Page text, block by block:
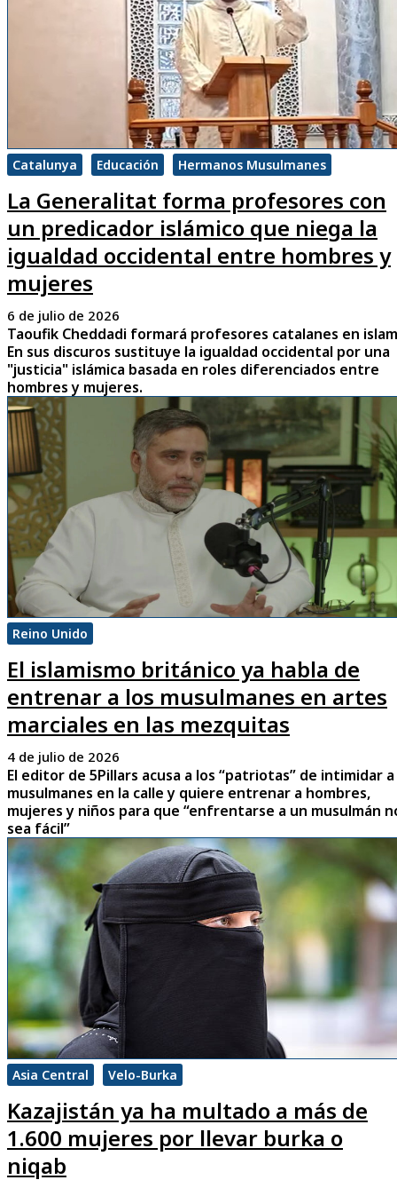
Catalunya Educación Hermanos Musulmanes
La Generalitat forma profesores con
un predicador islámico que niega la
igualdad occidental entre hombres y
mujeres
6 de julio de 2026
Taoufik Cheddadi formará profesores catalanes en
En sus discuros sustituye la igualdad occidental por una
"justicia" islámica basada en roles diferenciados entre
hombres y mujeres.
Reino Unido
El islamismo británico ya habla de
entrenar a los musulmanes en artes
marciales en las mezquitas
4 de julio de 2026
El editor de 5Pillars acusa a los “patriotas” de intimidar a
musulmanes en la calle y quiere entrenar a hombres,
mujeres y niños para que “enfrentarse a un musulmán
sea fácil”
Asia Central Velo-Burka
Kazajistán ya ha multado a más de
1.600 mujeres por llevar burka o
niqab